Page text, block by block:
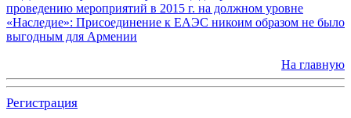
проведению мероприятий в 2015 г. на должном уровне
«Наследие»: Присоединение к ЕАЭС никоим образом не было
выгодным для Армении
На главную
Регистрация